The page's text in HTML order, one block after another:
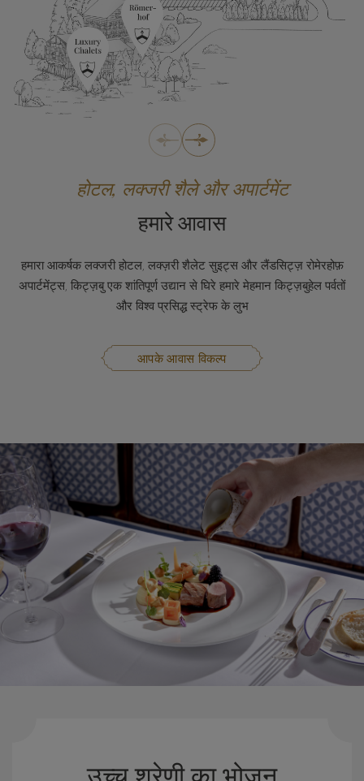
होटल, लक्जरी शैले और अपार्टमेंट
हमारे आवास
हमारा आकर्षक लक्जरी होटल, लक्ज़री शैलेट सुइट्स और लैंडसिट्ज़ रोमेरहोफ़
अपार्टमेंट्स, किट्ज़बु एक शांतिपूर्ण उद्यान से घिरे हमारे मेहमान किट्ज़बुहेल पर्वतों
और विश्व प्रसिद्ध स्ट्रेफ के लुभ
आपके आवास विकल्प
उच्च श्रेणी का भोजन